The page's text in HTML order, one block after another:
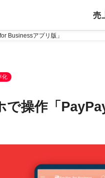
売
Businessアプリ版」
化
で操作「